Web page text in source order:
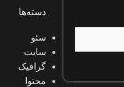
دسته‌ها
سئو
سایت
گرافیک
محتوا